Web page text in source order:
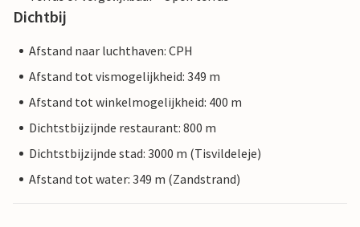
Dichtbij
Afstand naar luchthaven: CPH
Afstand tot vismogelijkheid: 349 m
Afstand tot winkelmogelijkheid: 400 m
Dichtstbijzijnde restaurant: 800 m
Dichtstbijzijnde stad: 3000 m (Tisvildeleje)
Afstand tot water: 349 m (Zandstrand)